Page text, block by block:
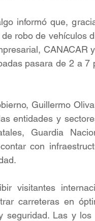
informó que,
robo de vehículos
CANACAR
pasara de 2 a 7
Guillermo
entidades y
Guardia
con
visitantes
carreteras en
seguridad. Las y los